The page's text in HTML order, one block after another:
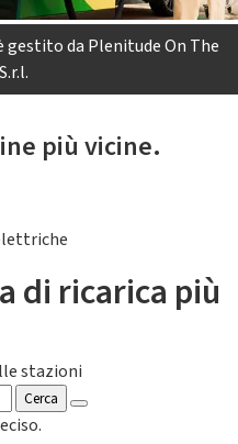
da Plenitude On The
più vicine.
di ricarica più
stazioni
Cerca